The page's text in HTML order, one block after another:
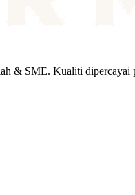
& SME. Kualiti